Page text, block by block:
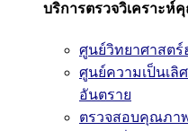
บริการตรวจวิเคราะห์
ศูนย์วิทยาศาสตร์
ศูนย์ความเป็นเลิ
อันตราย
ตรวจสอบคุณภา